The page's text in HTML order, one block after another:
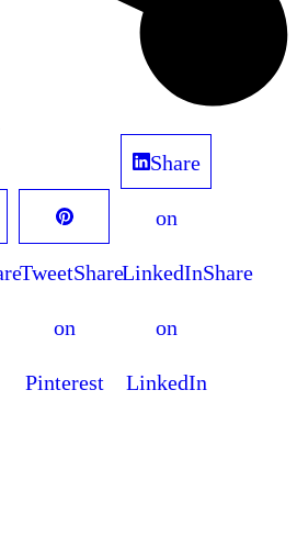
TweetShare
on
Pinterest
Share
on
LinkedInShare
on
LinkedIn